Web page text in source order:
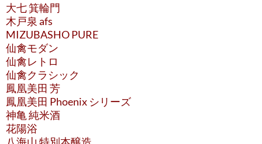
大七 箕輪門
木戸泉 afs
MIZUBASHO PURE
仙禽モダン
仙禽レトロ
仙禽クラシック
鳳凰美田 芳
鳳凰美田 Phoenix シリーズ
神亀 純米酒
花陽浴